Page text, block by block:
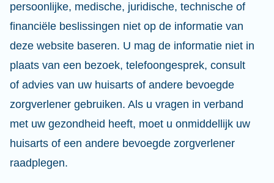
persoonlijke, medische, juridische, technische of
financiële beslissingen niet op de informatie van
deze website baseren. U mag de informatie niet in
plaats van een bezoek, telefoongesprek, consult
of advies van uw huisarts of andere bevoegde
zorgverlener gebruiken. Als u vragen in verband
met uw gezondheid heeft, moet u onmiddellijk uw
huisarts of een andere bevoegde zorgverlener
raadplegen.